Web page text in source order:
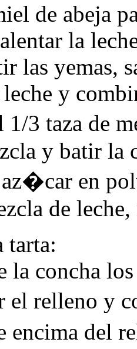
de abeja
la
las yemas,
y
1/3 taza de
y batir la
en
de
tarta:
la concha
el relleno y
encima del